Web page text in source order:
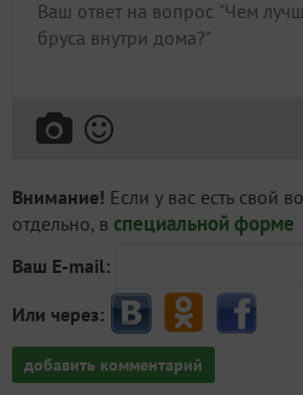
Внимание! Если у вас есть свой
отдельно, в специальной форме
Ваш E-mail:
Или через:
добавить комментарий